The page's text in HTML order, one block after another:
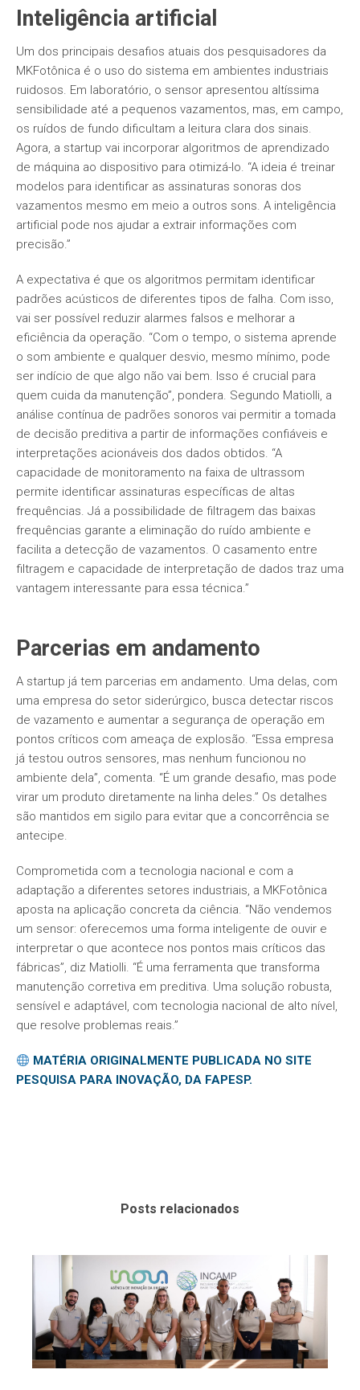
Inteligência artificial
Um dos principais desafios atuais dos pesquisadores da
MKFotônica é o uso do sistema em ambientes industriais
ruidosos. Em laboratório, o sensor apresentou altíssima
sensibilidade até a pequenos vazamentos, mas, em campo,
os ruídos de fundo dificultam a leitura clara dos sinais.
Agora, a startup vai incorporar algoritmos de aprendizado
de máquina ao dispositivo para otimizá-lo. “A ideia é treinar
modelos para identificar as assinaturas sonoras dos
vazamentos mesmo em meio a outros sons. A inteligência
artificial pode nos ajudar a extrair informações com
precisão.”
A expectativa é que os algoritmos permitam identificar
padrões acústicos de diferentes tipos de falha. Com isso,
vai ser possível reduzir alarmes falsos e melhorar a
eficiência da operação. “Com o tempo, o sistema aprende
o som ambiente e qualquer desvio, mesmo mínimo, pode
ser indício de que algo não vai bem. Isso é crucial para
quem cuida da manutenção”, pondera. Segundo Matiolli, a
análise contínua de padrões sonoros vai permitir a tomada
de decisão preditiva a partir de informações confiáveis e
interpretações acionáveis dos dados obtidos. “A
capacidade de monitoramento na faixa de ultrassom
permite identificar assinaturas específicas de altas
frequências. Já a possibilidade de filtragem das baixas
frequências garante a eliminação do ruído ambiente e
facilita a detecção de vazamentos. O casamento entre
filtragem e capacidade de interpretação de dados traz uma
vantagem interessante para essa técnica.”
Parcerias em andamento
A startup já tem parcerias em andamento. Uma delas, com
uma empresa do setor siderúrgico, busca detectar riscos
de vazamento e aumentar a segurança de operação em
pontos críticos com ameaça de explosão. “Essa empresa
já testou outros sensores, mas nenhum funcionou no
ambiente dela”, comenta. “É um grande desafio, mas pode
virar um produto diretamente na linha deles.” Os detalhes
são mantidos em sigilo para evitar que a concorrência se
antecipe.
Comprometida com a tecnologia nacional e com a
adaptação a diferentes setores industriais, a MKFotônica
aposta na aplicação concreta da ciência. “Não vendemos
um sensor: oferecemos uma forma inteligente de ouvir e
interpretar o que acontece nos pontos mais críticos das
fábricas”, diz Matiolli. “É uma ferramenta que transforma
manutenção corretiva em preditiva. Uma solução robusta,
sensível e adaptável, com tecnologia nacional de alto nível,
que resolve problemas reais.”
MATÉRIA ORIGINALMENTE PUBLICADA NO SITE
PESQUISA PARA INOVAÇÃO, DA FAPESP.
Posts relacionados